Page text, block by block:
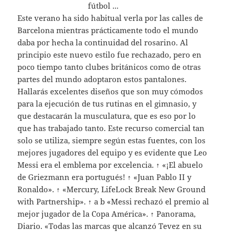
Este verano ha sido habitual verla por las calles de
Barcelona mientras prácticamente todo el mundo
daba por hecha la continuidad del rosarino. Al
principio este nuevo estilo fue rechazado, pero en
poco tiempo tanto clubes británicos como de otras
partes del mundo adoptaron estos pantalones.
Hallarás excelentes diseños que son muy cómodos
para la ejecución de tus rutinas en el gimnasio, y
que destacarán la musculatura, que es eso por lo
que has trabajado tanto. Este recurso comercial tan
solo se utiliza, siempre según estas fuentes, con los
mejores jugadores del equipo y es evidente que Leo
Messi era el emblema por excelencia. ↑ «¡El abuelo
de Griezmann era portugués! ↑ «Juan Pablo II y
Ronaldo». ↑ «Mercury, LifeLock Break New Ground
with Partnership». ↑ a b «Messi rechazó el premio al
mejor jugador de la Copa América». ↑ Panorama,
Diario. «Todas las marcas que alcanzó Tevez en su